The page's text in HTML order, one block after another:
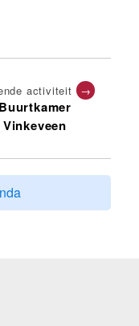
activiteit →
Buurtkamer
Vinkeveen